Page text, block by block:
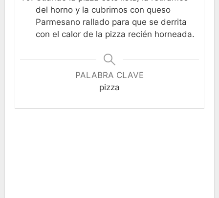
del horno y la cubrimos con queso
Parmesano rallado para que se derrita
con el calor de la pizza recién horneada.
PALABRA CLAVE
pizza